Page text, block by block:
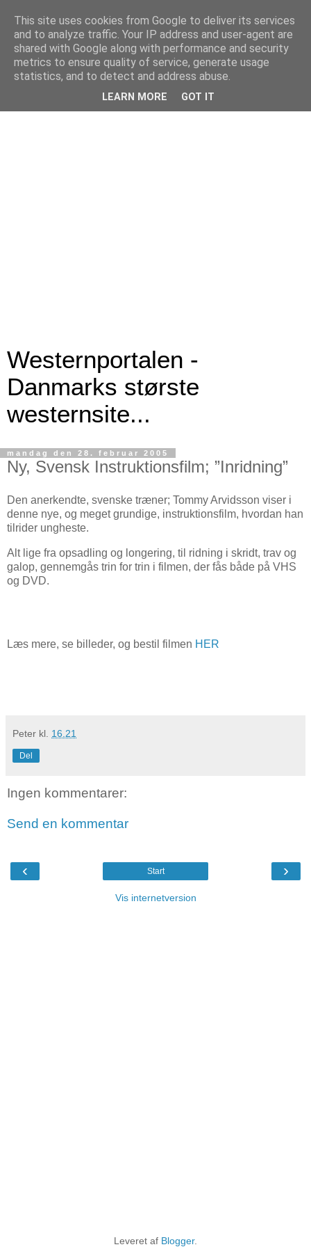
Westernportalen -
Danmarks største
westernsite...
mandag den 28. februar 2005
Ny, Svensk Instruktionsfilm; ”Inridning”
Den anerkendte, svenske træner; Tommy Arvidsson viser i
denne nye, og meget grundige, instruktionsfilm, hvordan han
tilrider ungheste.
Alt lige fra opsadling og longering, til ridning i skridt, trav og
galop, gennemgås trin for trin i filmen, der fås både på VHS
og DVD.
Læs mere, se billeder, og bestil filmen HER
Peter kl. 16.21
Del
Ingen kommentarer:
Send en kommentar
‹ ›
Start
Vis internetversion
Leveret af Blogger.
This site uses cookies from Google to deliver its services
and to analyze traffic. Your IP address and user-agent are
shared with Google along with performance and security
metrics to ensure quality of service, generate usage
statistics, and to detect and address abuse.
LEARN MORE GOT IT